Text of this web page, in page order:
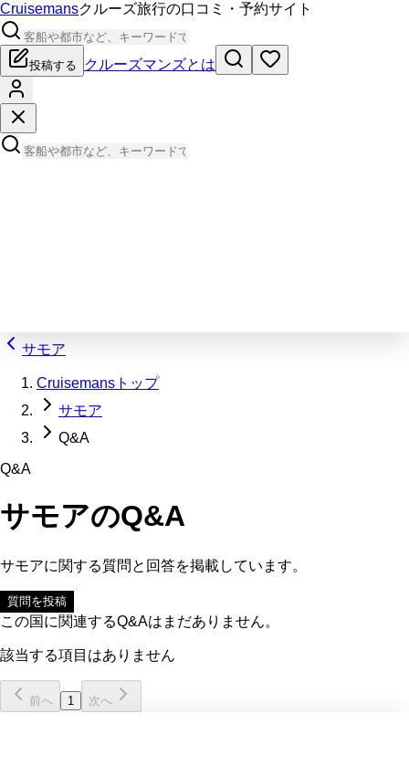
Cruisemansクルーズ旅行の口コミ・予約サイト
投稿する クルーズマンズとは
サモア
Cruisemansトップ
サモア
Q&A
Q&A
サモアのQ&A
サモアに関する質問と回答を掲載しています。
質問を投稿
この国に関連するQ&Aはまだありません。
該当する項目はありません
前へ 1 次へ